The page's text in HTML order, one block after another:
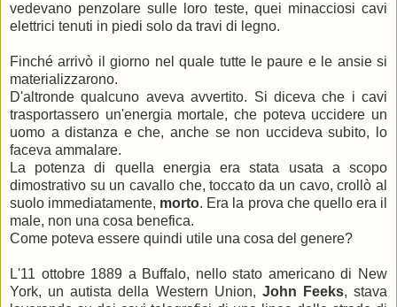
vedevano penzolare sulle loro teste, quei minacciosi cavi
elettrici tenuti in piedi solo da travi di legno.
Finché arrivò il giorno nel quale tutte le paure e le ansie si
materializzarono.
D'altronde qualcuno aveva avvertito. Si diceva che i cavi
trasportassero un'energia mortale, che poteva uccidere un
uomo a distanza e che, anche se non uccideva subito, lo
faceva ammalare.
La potenza di quella energia era stata usata a scopo
dimostrativo su un cavallo che, toccato da un cavo, crollò al
suolo immediatamente, morto. Era la prova che quello era il
male, non una cosa benefica.
Come poteva essere quindi utile una cosa del genere?
L'11 ottobre 1889 a Buffalo, nello stato americano di New
York, un autista della Western Union, John Feeks, stava